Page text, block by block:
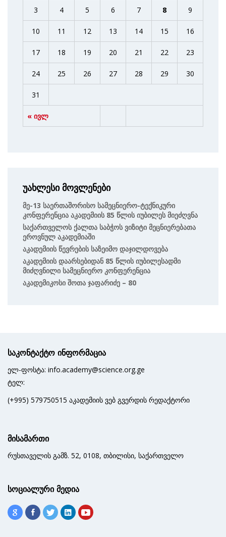
« ივლ
3 4 5 6 7 8 9
10 11 12 13 14 15 16
17 18 19 20 21 22 23
24 25 26 27 28 29 30
31
უახლესი მოვლენები
Მე-13 Საერთაშორისო Სამეცნიერო-Ტექნიკური
Კონფერენცია Აკადემიის 85 Წლის Იუბილეს Მიეძღვნა
Საქართველოს Ქალთა Საბჭოს Ვიზიტი Მეცნიერებათა
Ეროვნულ Აკადემიაში
Აკადემიის Წევრების Საზეიმო Დაჯილდოვება
Აკადემიის Დაარსებიდან 85 Წლის Იუბილესადმი
Მიძღვნილი Სამეცნიერო Კონფერენცია
Აკადემიკოსი Შოთა Ჯაფარიძე – 80
საკონტაქტო ინფორმაცია
ელ-ფოსტა: info.academy@science.org.ge
ტელ:
(+995) 579750515 აკადემიის ვებ გვერდის რედაქტორი
მისამართი
რუსთაველის გამზ. 52, 0108, თბილისი, საქართველო
სოციალური მედია